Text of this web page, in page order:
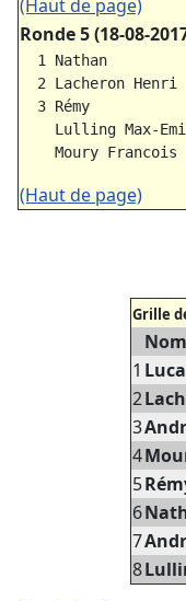
(Haut de page)
Ronde 5 (18-08-
1 Nathan
2 Lacheron
3 Rémy
Lulling Max-
Moury Francois
(Haut de page)
Grille
Nom
1
2
3
4
5
6
7
8